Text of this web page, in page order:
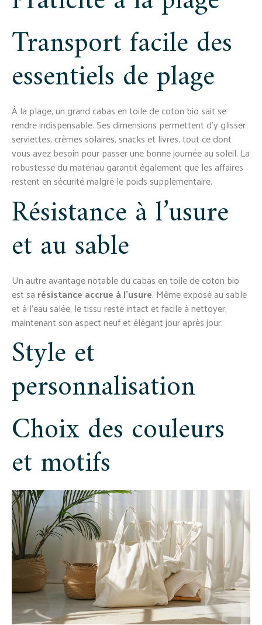
Transport facile des
essentiels de plage
À la plage, un grand cabas en toile de coton bio sait se
rendre indispensable. Ses dimensions permettent d’y glisser
serviettes, crèmes solaires, snacks et livres, tout ce dont
vous avez besoin pour passer une bonne journée au soleil. La
robustesse du matériau garantit également que les affaires
restent en sécurité malgré le poids supplémentaire.
Résistance à l’usure
et au sable
Un autre avantage notable du cabas en toile de coton bio
est sa résistance accrue à l’usure. Même exposé au sable
et à l’eau salée, le tissu reste intact et facile à nettoyer,
maintenant son aspect neuf et élégant jour après jour.
Style et
personnalisation
Choix des couleurs
et motifs